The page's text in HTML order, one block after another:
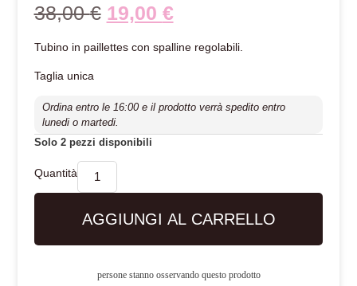
38,00€ 19,00 €
Tubino in paillettes con spalline regolabili.
Taglia unica
Ordina entro le 16:00 e il prodotto verrà spedito entro
lunedi o martedi.
Solo 2 pezzi disponibili
AGGIUNGI AL CARRELLO
persone stanno osservando questo prodotto